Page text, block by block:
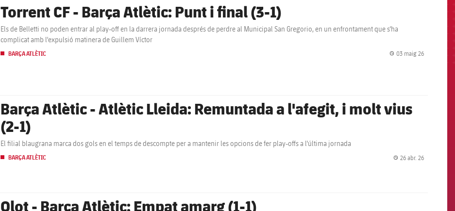
Torrent CF - Barça Atlètic: Punt i final (3-1)
Els de Belletti no poden entrar al play-off en la darrera jornada després de perdre al Municipal San Gregorio, en un enfrontament que s'ha
complicat amb l'expulsió matinera de Guillem Víctor
BARÇA ATLÈTIC 03 maig 26
Barça Atlètic - Atlètic Lleida: Remuntada a l'afegit, i molt vius
(2-1)
El filial blaugrana marca dos gols en el temps de descompte per a mantenir les opcions de fer play-offs a l'última jornada
BARÇA ATLÈTIC 26 abr. 26
Olot - Barça Atlètic: Empat amarg (1-1)